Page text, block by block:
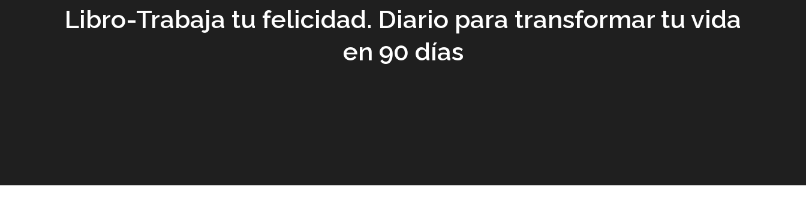
Libro-Trabaja tu felicidad. Diario para transformar tu vida
en 90 días